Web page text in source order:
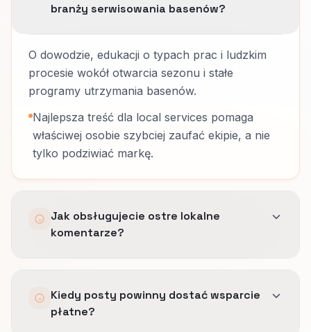
branży serwisowania basenów?
O dowodzie, edukacji o typach prac i ludzkim
procesie wokół otwarcia sezonu i stałe
programy utrzymania basenów.
Najlepsza treść dla local services pomaga
właściwej osobie szybciej zaufać ekipie, a nie
tylko podziwiać markę.
Jak obsługujecie ostre lokalne
komentarze?
dopasowania, czasu, bezpieczeństwa i
oczekiwań cenowych oraz przez eskalację, gdy
Kiedy posty powinny dostać wsparcie
płatne?